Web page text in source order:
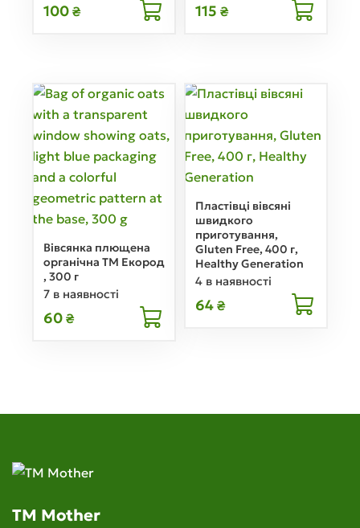
100 ₴ 115 ₴
Вівсянка плющена
органічна ТМ Екород
, 300 г
7 в наявності
60 ₴
Пластівці вівсяні
швидкого
приготування,
Gluten Free, 400 г,
Healthy Generation
4 в наявності
64 ₴
TM Mother